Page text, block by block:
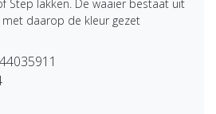
Step lakken. De waaier bestaat uit
met daarop de kleur gezet